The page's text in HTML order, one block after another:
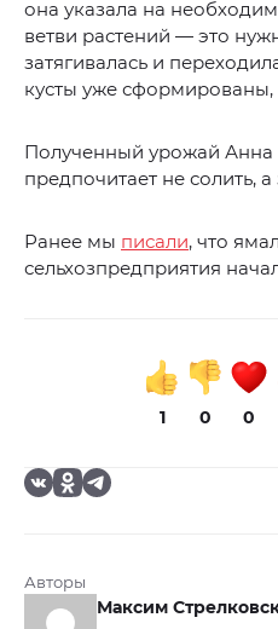
она указала на
ветви растений — это
затягивалась и
кусты уже
Полученный урожай Анна
предпочитает не солить,
Ранее мы писали, что
сельхозпредприятия
1 0 0
Авторы
Максим